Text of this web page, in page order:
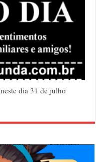
dia 31 de julho